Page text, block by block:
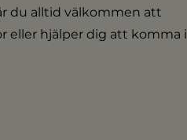
du alltid välkommen att
eller hjälper dig att komma i